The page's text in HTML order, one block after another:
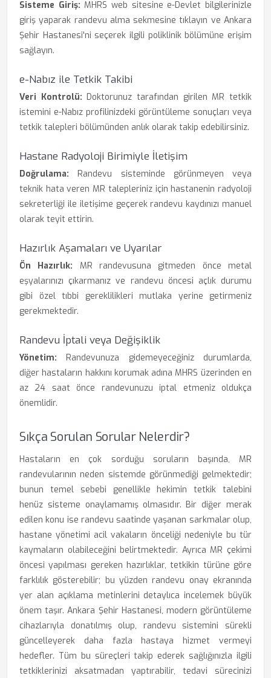
Sisteme Giriş: MHRS web sitesine e-Devlet bilgilerinizle
giriş yaparak randevu alma sekmesine tıklayın ve Ankara
Şehir Hastanesi'ni seçerek ilgili poliklinik bölümüne erişim
sağlayın.
e-Nabız ile Tetkik Takibi
Veri Kontrolü: Doktorunuz tarafından girilen MR tetkik
istemini e-Nabız profilinizdeki görüntüleme sonuçları veya
tetkik talepleri bölümünden anlık olarak takip edebilirsiniz.
Hastane Radyoloji Birimiyle İletişim
Doğrulama: Randevu sisteminde görünmeyen veya
teknik hata veren MR talepleriniz için hastanenin radyoloji
sekreterliği ile iletişime geçerek randevu kaydınızı manuel
olarak teyit ettirin.
Hazırlık Aşamaları ve Uyarılar
Ön Hazırlık: MR randevusuna gitmeden önce metal
eşyalarınızı çıkarmanız ve randevu öncesi açlık durumu
gibi özel tıbbi gereklilikleri mutlaka yerine getirmeniz
gerekmektedir.
Randevu İptali veya Değişiklik
Yönetim: Randevunuza gidemeyeceğiniz durumlarda,
diğer hastaların hakkını korumak adına MHRS üzerinden en
az 24 saat önce randevunuzu iptal etmeniz oldukça
önemlidir.
Sıkça Sorulan Sorular Nelerdir?
Hastaların en çok sorduğu soruların başında, MR
randevularının neden sistemde görünmediği gelmektedir;
bunun temel sebebi genellikle hekimin tetkik talebini
henüz sisteme onaylamamış olmasıdır. Bir diğer merak
edilen konu ise randevu saatinde yaşanan sarkmalar olup,
hastane yönetimi acil vakaların önceliği nedeniyle bu tür
kaymaların olabileceğini belirtmektedir. Ayrıca MR çekimi
öncesi yapılması gereken hazırlıklar, tetkikin türüne göre
farklılık gösterebilir; bu yüzden randevu onay ekranında
yer alan açıklama metinlerini detaylıca incelemek büyük
önem taşır. Ankara Şehir Hastanesi, modern görüntüleme
cihazlarıyla donatılmış olup, randevu sistemini sürekli
güncelleyerek daha fazla hastaya hizmet vermeyi
hedefler. Tüm bu süreçleri takip ederek sağlığınızla ilgili
tetkiklerinizi aksatmadan yaptırabilir, tedavi sürecinizi